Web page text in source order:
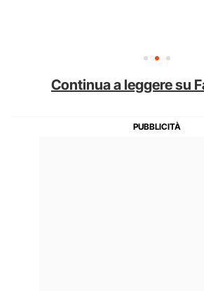
Continua a leggere su